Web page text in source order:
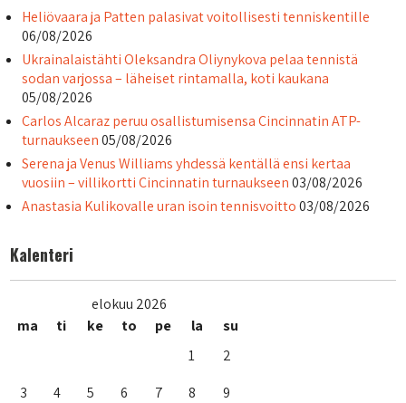
Heliövaara ja Patten palasivat voitollisesti tenniskentille
06/08/2026
Ukrainalaistähti Oleksandra Oliynykova pelaa tennistä
sodan varjossa – läheiset rintamalla, koti kaukana
05/08/2026
Carlos Alcaraz peruu osallistumisensa Cincinnatin ATP-
turnaukseen 05/08/2026
Serena ja Venus Williams yhdessä kentällä ensi kertaa
vuosiin – villikortti Cincinnatin turnaukseen 03/08/2026
Anastasia Kulikovalle uran isoin tennisvoitto 03/08/2026
Kalenteri
elokuu 2026
ma
ti ke to pe la
su
1
2
3
4 5 6 7 8 9